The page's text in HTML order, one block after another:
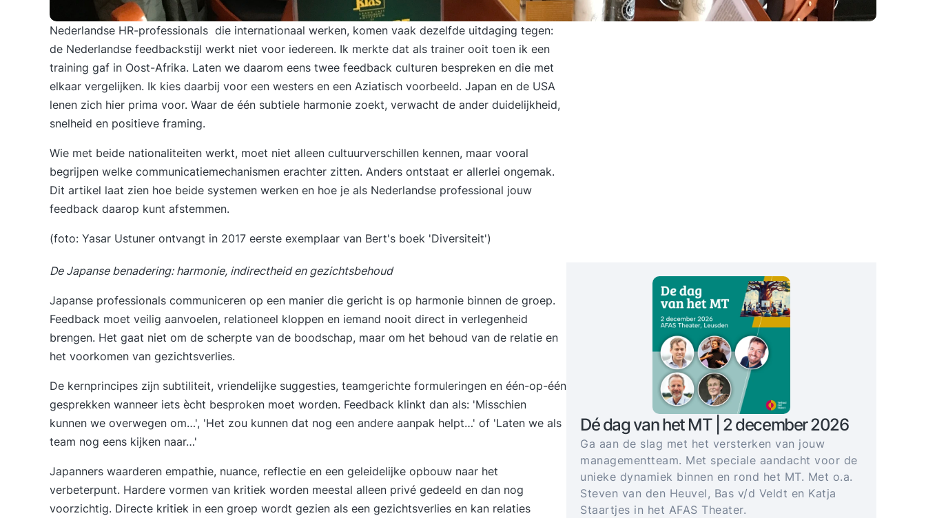
Nederlandse HR-professionals die internationaal werken, komen vaak dezelfde uitdaging tegen:
de Nederlandse feedbackstijl werkt niet voor iedereen. Ik merkte dat als trainer ooit toen ik een
training gaf in Oost-Afrika. Laten we daarom eens twee feedback culturen bespreken en die met
elkaar vergelijken. Ik kies daarbij voor een westers en een Aziatisch voorbeeld. Japan en de USA
lenen zich hier prima voor. Waar de één subtiele harmonie zoekt, verwacht de ander duidelijkheid,
snelheid en positieve framing.
Wie met beide nationaliteiten werkt, moet niet alleen cultuurverschillen kennen, maar vooral
begrijpen welke communicatiemechanismen erachter zitten. Anders ontstaat er allerlei ongemak.
Dit artikel laat zien hoe beide systemen werken en hoe je als Nederlandse professional jouw
feedback daarop kunt afstemmen.
(foto: Yasar Ustuner ontvangt in 2017 eerste exemplaar van Bert's boek 'Diversiteit')
De Japanse benadering: harmonie, indirectheid en gezichtsbehoud
Japanse professionals communiceren op een manier die gericht is op harmonie binnen de groep.
Feedback moet veilig aanvoelen, relationeel kloppen en iemand nooit direct in verlegenheid
brengen. Het gaat niet om de scherpte van de boodschap, maar om het behoud van de relatie en
het voorkomen van gezichtsverlies.
De kernprincipes zijn subtiliteit, vriendelijke suggesties, teamgerichte formuleringen en één-op-één
gesprekken wanneer iets ècht besproken moet worden. Feedback klinkt dan als: 'Misschien
kunnen we overwegen om…', 'Het zou kunnen dat nog een andere aanpak helpt…' of 'Laten we als
team nog eens kijken naar…'
Japanners waarderen empathie, nuance, reflectie en een geleidelijke opbouw naar het
verbeterpunt. Hardere vormen van kritiek worden meestal alleen privé gedeeld en dan nog
voorzichtig. Directe kritiek in een groep wordt gezien als een gezichtsverlies en kan relaties
Dé dag van het MT | 2 december 2026
Ga aan de slag met het versterken van jouw
managementteam. Met speciale aandacht voor de
unieke dynamiek binnen en rond het MT. Met o.a.
Steven van den Heuvel, Bas v/d Veldt en Katja
Staartjes in het AFAS Theater.